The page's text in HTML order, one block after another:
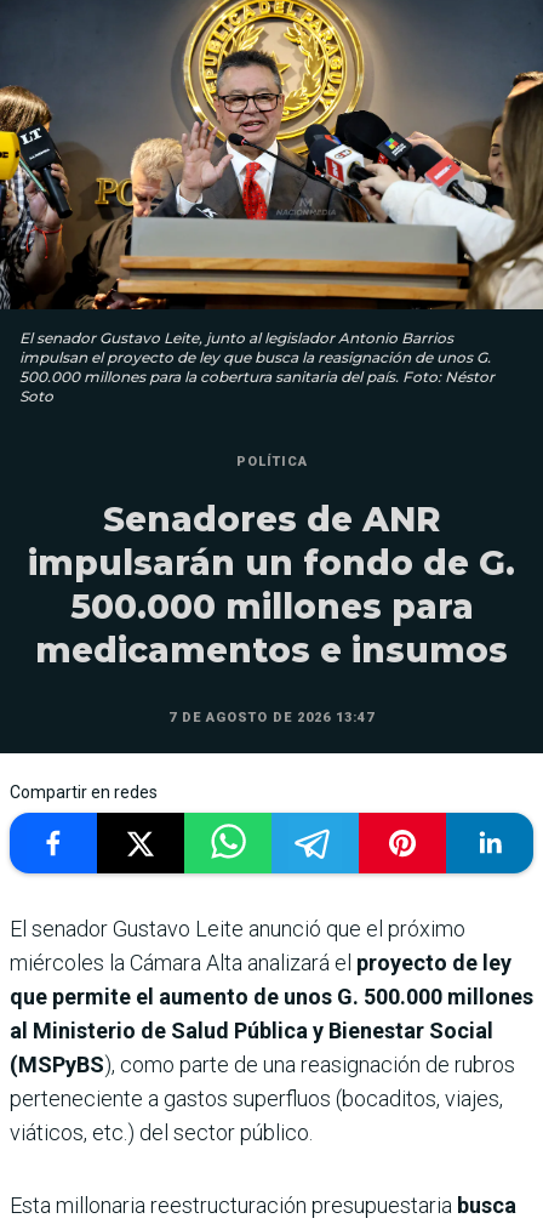
El senador Gustavo Leite, junto al legislador Antonio Barrios
impulsan el proyecto de ley que busca la reasignación de unos G.
500.000 millones para la cobertura sanitaria del país. Foto: Néstor
Soto
POLÍTICA
Senadores de ANR
impulsarán un fondo de G.
500.000 millones para
medicamentos e insumos
7 DE AGOSTO DE 2026 13:47
Compartir en redes
El senador Gustavo Leite anunció que el próximo
miércoles la Cámara Alta analizará el proyecto de ley
que permite el aumento de unos G. 500.000 millones
al Ministerio de Salud Pública y Bienestar Social
(MSPyBS), como parte de una reasignación de rubros
perteneciente a gastos superfluos (bocaditos, viajes,
viáticos, etc.) del sector público.
Esta millonaria reestructuración presupuestaria busca